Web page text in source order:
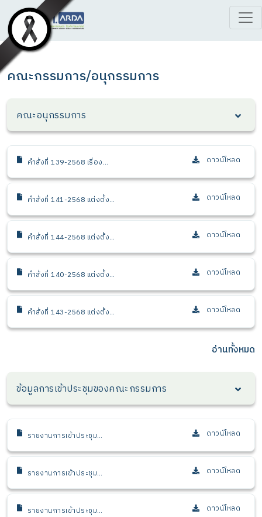
คณะกรรมการ/อนุกรรมการ
คณะอนุกรรมการ
คำสั่งที่ 139-2568 เรื่อง
พิจารณาโครงการวิจัยด้าน
การเกษตร
ดาวน์โหลด
คำสั่งที่ 141-2568 แต่งตั้ง
บุคลากรด้านการวิจัย
การเกษตร
ดาวน์โหลด
คำสั่งที่ 144-2568 แต่งตั้ง
ธุรกิจและการลงทุน
ดาวน์โหลด
คำสั่งที่ 140-2568 แต่งตั้ง
ผลงานวิจัยสู่การใช้ประโยชน์
ดาวน์โหลด
คำสั่งที่ 143-2568 แต่งตั้ง
ดาวน์โหลด
อ่านทั้งหมด
ข้อมูลการเข้าประชุมของคณะกรรมการ
รายงานการเข้าประชุม
ดาวน์โหลด
รายงานการเข้าประชุม
ดาวน์โหลด
รายงานการเข้าประชุม
ดาวน์โหลด